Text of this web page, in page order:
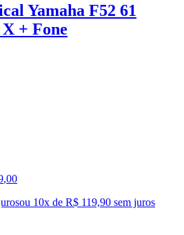
Yamaha F52 61
+ Fone
,00
ou 10x de R$ 119,90 sem juros